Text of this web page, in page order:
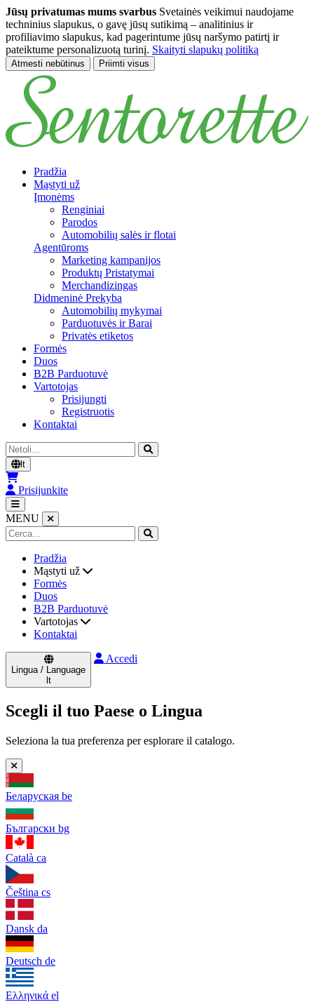
Jūsų privatumas mums svarbus Svetainės veikimui naudojame
techninius slapukus, o gavę jūsų sutikimą – analitinius ir
profiliavimo slapukus, kad pagerintume jūsų naršymo patirtį ir
pateiktume personalizuotą turinį. Skaityti slapukų politiką
Atmesti nebūtinus Priimti visus
Pereiti prie pagrindinio turinio
Pradžia
Mąstyti už
Įmonėms
Renginiai
Parodos
Automobilių salės ir flotai
Agentūroms
Marketing kampanijos
Produktų Pristatymai
Merchandizingas
Didmeninė Prekyba
Automobilių mykymai
Parduotuvės ir Barai
Privatės etiketos
Formės
Duos
B2B Parduotuvė
Vartotojas
Prisijungti
Registruotis
Kontaktai
Cerca
lt
Prisijunkite
MENU
Pradžia
Mąstyti už
Formės
Duos
B2B Parduotuvė
Vartotojas
Kontaktai
Lingua / Language
lt
Accedi
Scegli il tuo Paese o Lingua
Seleziona la tua preferenza per esplorare il catalogo.
Беларуская be
Български bg
Català ca
Čeština cs
Dansk da
Deutsch de
Ελληνικά el